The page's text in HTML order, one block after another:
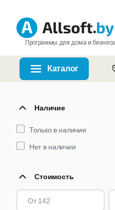
Программы для дома и бизнеса
Каталог
Наличие
Только в наличии
Нет в наличии
Стоимость